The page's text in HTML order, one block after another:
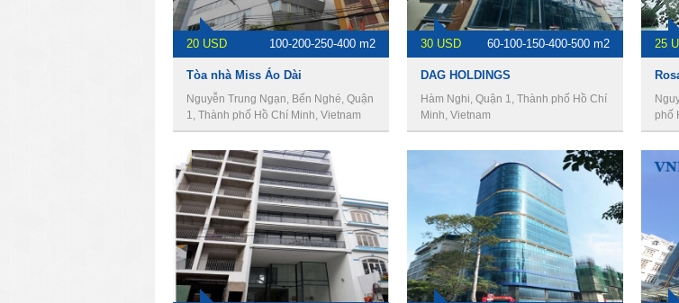
20 USD 100-200-250-400 m2
Tòa nhà Miss Áo Dài
Nguyễn Trung Ngạn, Bến Nghé, Quận
1, Thành phố Hồ Chí Minh, Vietnam
30 USD 60-100-150-400-500 m2
DAG HOLDINGS
Hàm Nghi, Quận 1, Thành phố Hồ Chí
Minh, Vietnam
25
phố